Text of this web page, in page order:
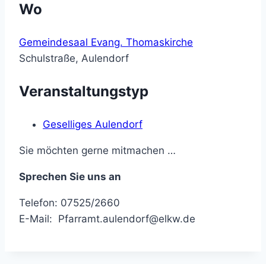
Wo
Gemeindesaal Evang. Thomaskirche
Schulstraße, Aulendorf
Veranstaltungstyp
Geselliges Aulendorf
Sie möchten gerne mitmachen …
Sprechen Sie uns an
Telefon: 07525/2660
E-Mail: Pfarramt.aulendorf@​elkw.de